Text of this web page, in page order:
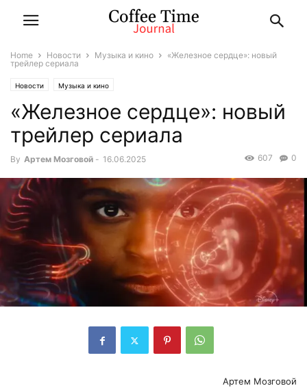
Home Новости Музыка и кино
«Железное сердце»: новый
трейлер сериала
Новости Музыка и кино
«Железное сердце»: новый
трейлер сериала
By Артем Мозговой - 16.06.2025 0
607
Артем Мозговой